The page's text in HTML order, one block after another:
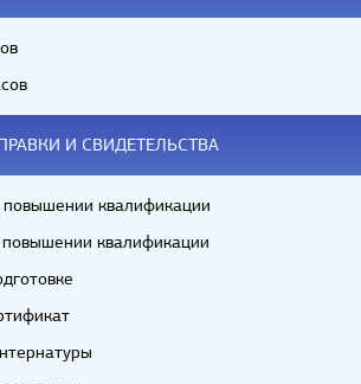
И СВИДЕТЕЛЬСТВА
повышении квалификации
повышении квалификации